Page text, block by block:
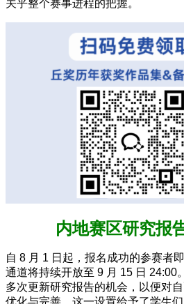
关乎整个赛事进程的把握。
内地赛区研究报
自 8 月 1 日起，报名成功的参赛者
通道将持续开放至 9 月 15 日 24:00
多次更新研究报告的机会，以便对
优化与完善。这一设置给予了学生